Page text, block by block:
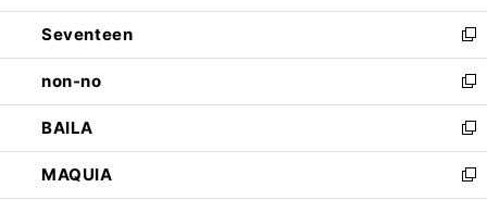
開
く
ウ
で
開
く
ン
ド
ウ
で
開
く
Seventeen
新
し
い
ウ
ィ
ン
ド
non-no
新
し
い
ウ
ィ
BAILA
新
し
い
MAQUIA
新